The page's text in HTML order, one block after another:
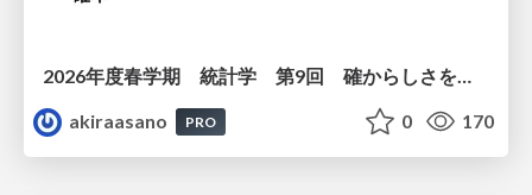
akiraasano
PRO 0 170